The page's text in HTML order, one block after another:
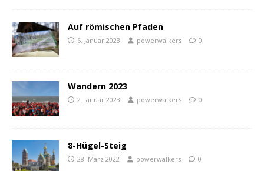
Auf römischen Pfaden
6. Januar 2023 powerwalkers 0
Wandern 2023
2. Januar 2023 powerwalkers 0
8-Hügel-Steig
28. März 2022 powerwalkers 0